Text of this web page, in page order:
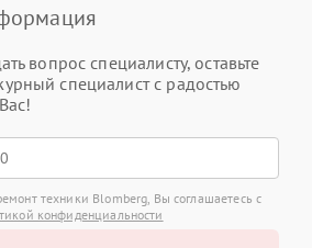
вопрос специалисту, оставьте
специалист с радостью
техники Blomberg, Вы соглашаетесь с
конфиденциальности